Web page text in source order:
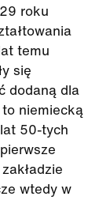
roku
temu
się
dodaną dla
niemiecką
50-tych
wtedy w